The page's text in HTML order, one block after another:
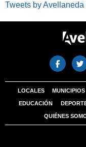
Tweets by Avellaneda
LOCALES MUNICIPIOS
EDUCACIÓN
QUIÉNES